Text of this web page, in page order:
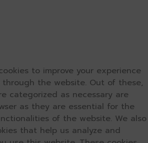
to improve your experience
the website. Out of these,
categorized as necessary are
as they are essential for the
of the website. We also
that help us analyze and